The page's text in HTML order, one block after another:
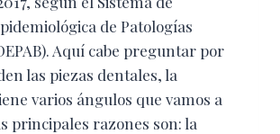
de Patologías
Aquí cabe preguntar por
las piezas dentales, la
varios ángulos que vamos a
principales razones son: la